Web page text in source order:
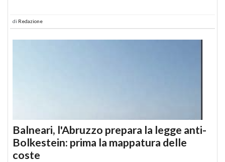
di Redazione
Balneari, l'Abruzzo prepara la legge anti-
Bolkestein: prima la mappatura delle
coste